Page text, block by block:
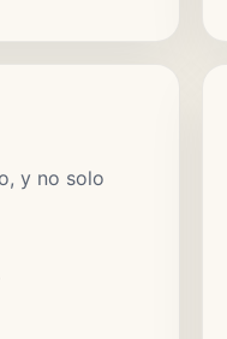
y no solo